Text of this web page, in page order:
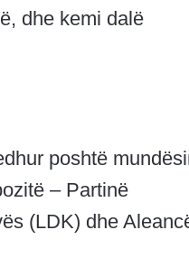
dhe kemi dalë
poshtë
– Partinë
(LDK) dhe